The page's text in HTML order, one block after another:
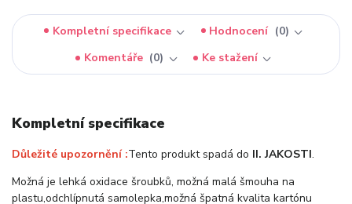
Kompletní specifikace Hodnocení
0
Komentáře
0 Ke stažení
Kompletní specifikace
Důležité upozornění :Tento produkt spadá do II. JAKOSTI.
Možná je lehká oxidace šroubků, možná malá šmouha na
plastu,odchlípnutá samolepka,možná špatná kvalita kartónu